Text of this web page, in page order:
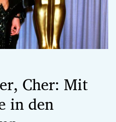
Cher: Mit
in den